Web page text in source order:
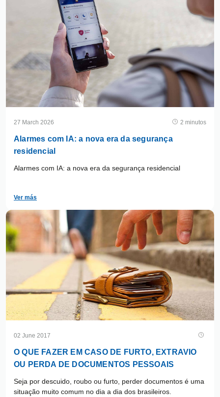
27 March 2026 2 minutos
Alarmes com IA: a nova era da segurança
residencial
Alarmes com IA: a nova era da segurança residencial
Ver más
02 June 2017
O QUE FAZER EM CASO DE FURTO, EXTRAVIO
OU PERDA DE DOCUMENTOS PESSOAIS
Seja por descuido, roubo ou furto, perder documentos é uma
situação muito comum no dia a dia dos brasileiros.